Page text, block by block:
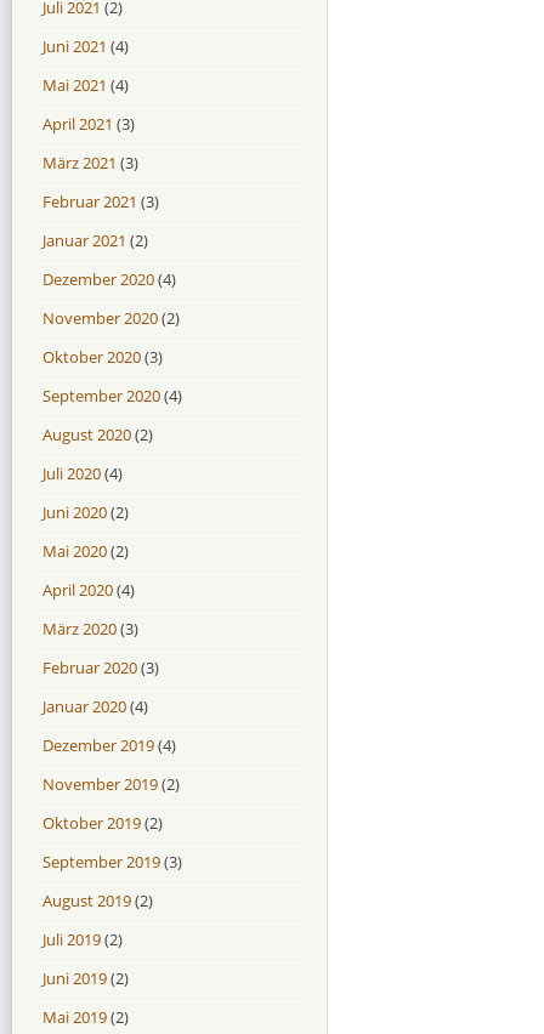
Juli 2021 (2)
Juni 2021 (4)
Mai 2021 (4)
April 2021 (3)
März 2021 (3)
Februar 2021 (3)
Januar 2021 (2)
Dezember 2020(4)
November 2020(2)
Oktober 2020(3)
September 2020(4)
August 2020(2)
Juli 2020(4)
Juni 2020(2)
Mai 2020(2)
April 2020(4)
März 2020(3)
Februar 2020(3)
Januar 2020(4)
Dezember 2019(4)
November 2019(2)
Oktober 2019(2)
September 2019(3)
August 2019(2)
Juli 2019(2)
Juni 2019(2)
Mai 2019(2)